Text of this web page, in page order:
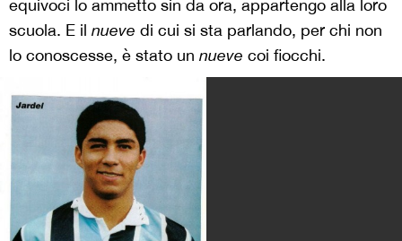
equivoci lo ammetto sin da ora, appartengo alla loro
scuola. E il nueve di сui si sta parlando, per chi non
lo conoscesse, è stato un nueve coi fiocchi.